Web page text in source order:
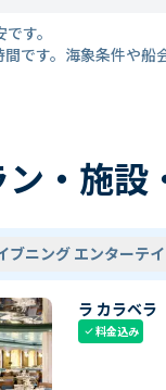
す。
です。海象条件や船
ン・施
ブニング エンターテ
ラ カラベラ
check料金込み